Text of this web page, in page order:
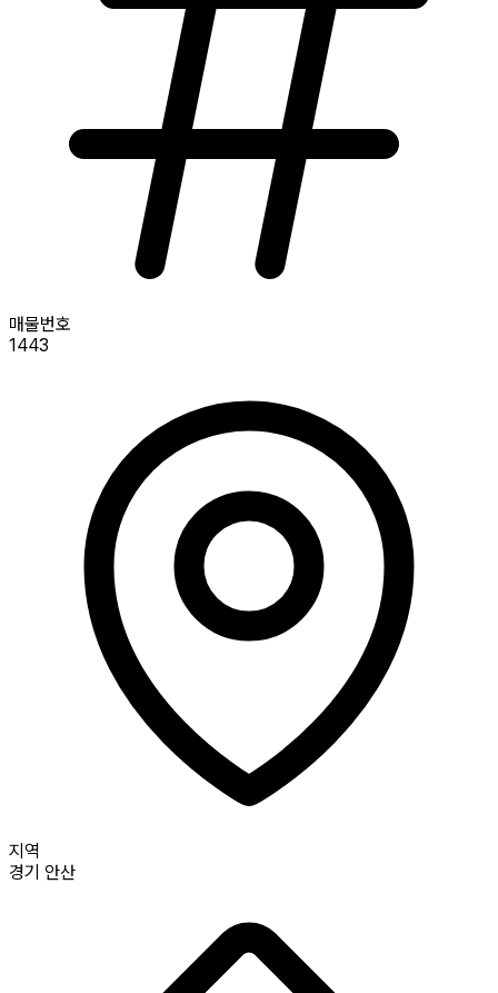
매물번호
1443
지역
경기 안산